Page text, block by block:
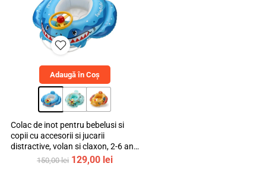
Adaugă în Coș
Colac de inot pentru bebelusi si
copii cu accesorii si jucarii
distractive, volan si claxon, 2-6 ani,
bebeLOGIC™
150,00lei Prețul
129,00 leiPrețul